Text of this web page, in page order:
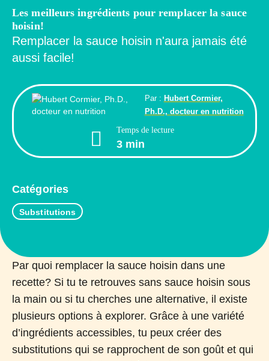
Les meilleurs ingrédients pour remplacer la sauce
hoisin!
Remplacer la sauce hoisin n'aura jamais été
aussi facile!
Par : Hubert Cormier,
Ph.D., docteur en nutrition
Temps de lecture
3 min
Catégories
Substitutions
Par quoi remplacer la sauce hoisin dans une
recette? Si tu te retrouves sans sauce hoisin sous
la main ou si tu cherches une alternative, il existe
plusieurs options à explorer. Grâce à une variété
d’ingrédients accessibles, tu peux créer des
substitutions qui se rapprochent de son goût et qui